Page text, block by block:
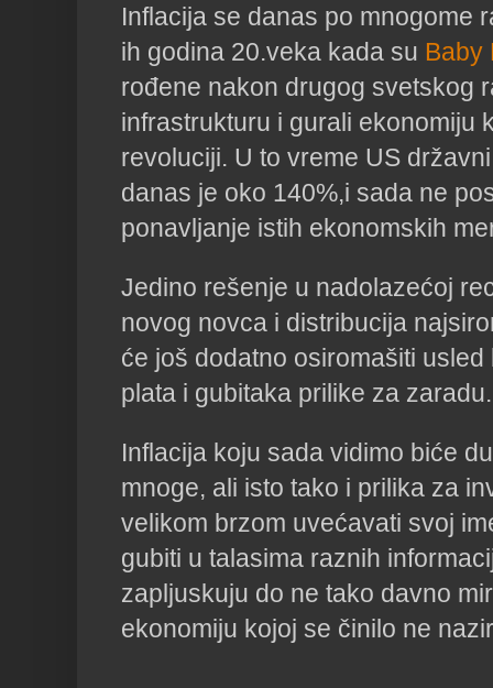
Inflacija se danas po mnogome
ih godina 20.veka kada su Baby
rođene nakon drugog svetskog
infrastrukturu i gurali ekonomiju
revoluciji. U to vreme US
danas je oko 140%,i sada ne
ponavljanje istih ekonomskih
Jedino rešenje u nadolazećoj
novog novca i distribucija
će još dodatno osiromašiti
plata i gubitaka prilike za
Inflacija koju sada vidimo biće
mnoge, ali isto tako i prilika za
velikom brzom uvećavati svoj
gubiti u talasima raznih
zapljuskuju do ne tako davno
ekonomiju kojoj se činilo ne